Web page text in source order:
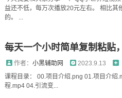
益还不低，每万次播放20元左右。 相比其
的。 ...
作者： 小黑辅助网 2023.9.13
课程目录： 00.项目介绍.png 01.项目介绍
程.mp4 04.引流变...